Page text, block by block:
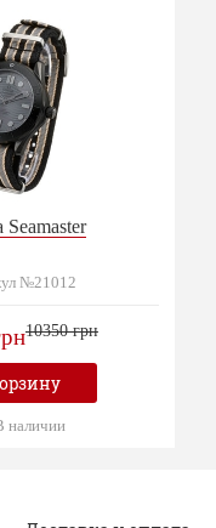
Seamaster
№21012
10350 грн
наличии